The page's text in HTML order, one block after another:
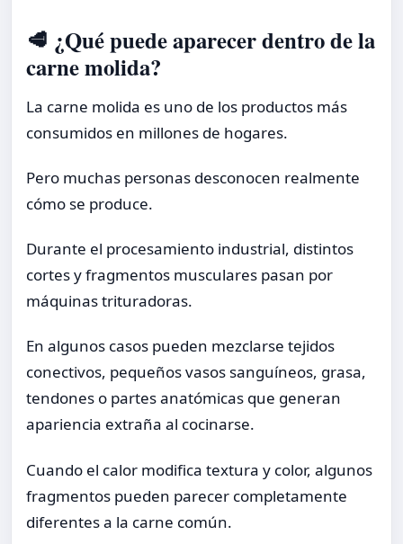
🥩 ¿Qué puede aparecer dentro de la
carne molida?
La carne molida es uno de los productos más
consumidos en millones de hogares.
Pero muchas personas desconocen realmente
cómo se produce.
Durante el procesamiento industrial, distintos
cortes y fragmentos musculares pasan por
máquinas trituradoras.
En algunos casos pueden mezclarse tejidos
conectivos, pequeños vasos sanguíneos, grasa,
tendones o partes anatómicas que generan
apariencia extraña al cocinarse.
Cuando el calor modifica textura y color, algunos
fragmentos pueden parecer completamente
diferentes a la carne común.